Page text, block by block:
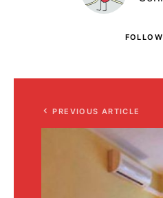
FOLLOW
PREVIOUS ARTICLE